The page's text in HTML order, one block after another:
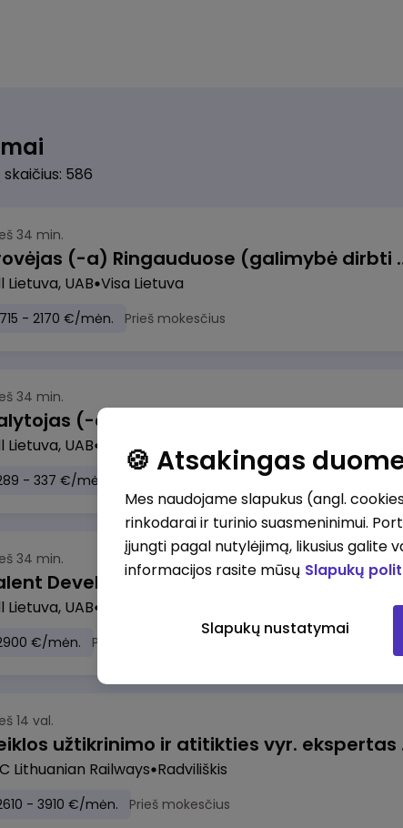
586
34 min.
Krovėjas (-a)
Lietuva, UAB Visa Lietuva
- 2170 €/mėn. Prieš mokesčius
34 min.
Lietuva, UAB Marijampolė
- 337 €/mėn.
34 min.
Talent
Lietuva, UAB
€/mėn. Prieš mokesčius
14 val.
Lithuanian Railways Radviliškis
- 3910 €/mėn. Prieš mokesčius
🍪 Atsakingas
Mes naudojame slapukus (angl.
rinkodarai ir turinio suasmeninimui.
įjungti pagal nutylėjimą, likusius galite
informacijos rasite mūsų Slapukų
Slapukų nustatymai